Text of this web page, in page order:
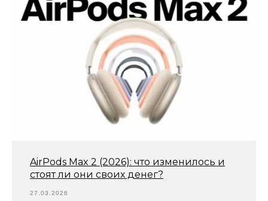
AirPods Max 2 (2026): что изменилось и
стоят ли они своих денег?
27.03.2026